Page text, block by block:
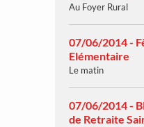
Au Foyer Rural
07/06/2014 -
Elémentaire
Le matin
07/06/2014 -
de Retraite